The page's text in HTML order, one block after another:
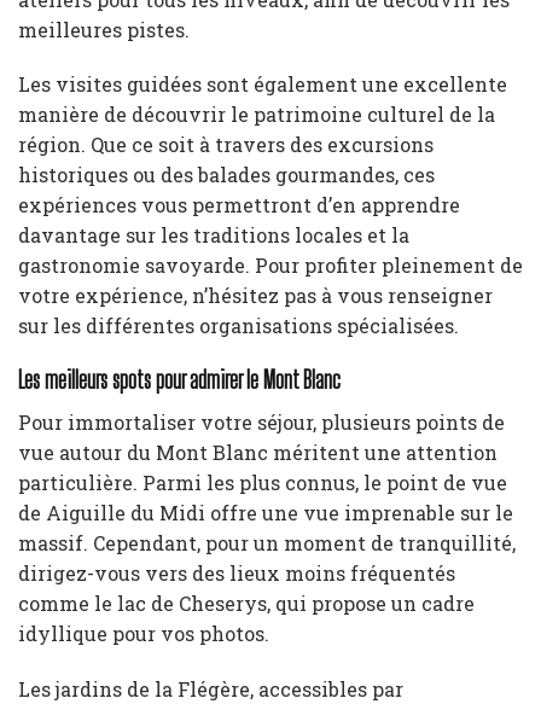
meilleures pistes.
Les visites guidées sont également une excellente
manière de découvrir le patrimoine culturel de la
région. Que ce soit à travers des excursions
historiques ou des balades gourmandes, ces
expériences vous permettront d’en apprendre
davantage sur les traditions locales et la
gastronomie savoyarde. Pour profiter pleinement de
votre expérience, n’hésitez pas à vous renseigner
sur les différentes organisations spécialisées.
Les meilleurs spots pour admirer le Mont Blanc
Pour immortaliser votre séjour, plusieurs points de
vue autour du Mont Blanc méritent une attention
particulière. Parmi les plus connus, le point de vue
de Aiguille du Midi offre une vue imprenable sur le
massif. Cependant, pour un moment de tranquillité,
dirigez-vous vers des lieux moins fréquentés
comme le lac de Cheserys, qui propose un cadre
idyllique pour vos photos.
Les jardins de la Flégère, accessibles par